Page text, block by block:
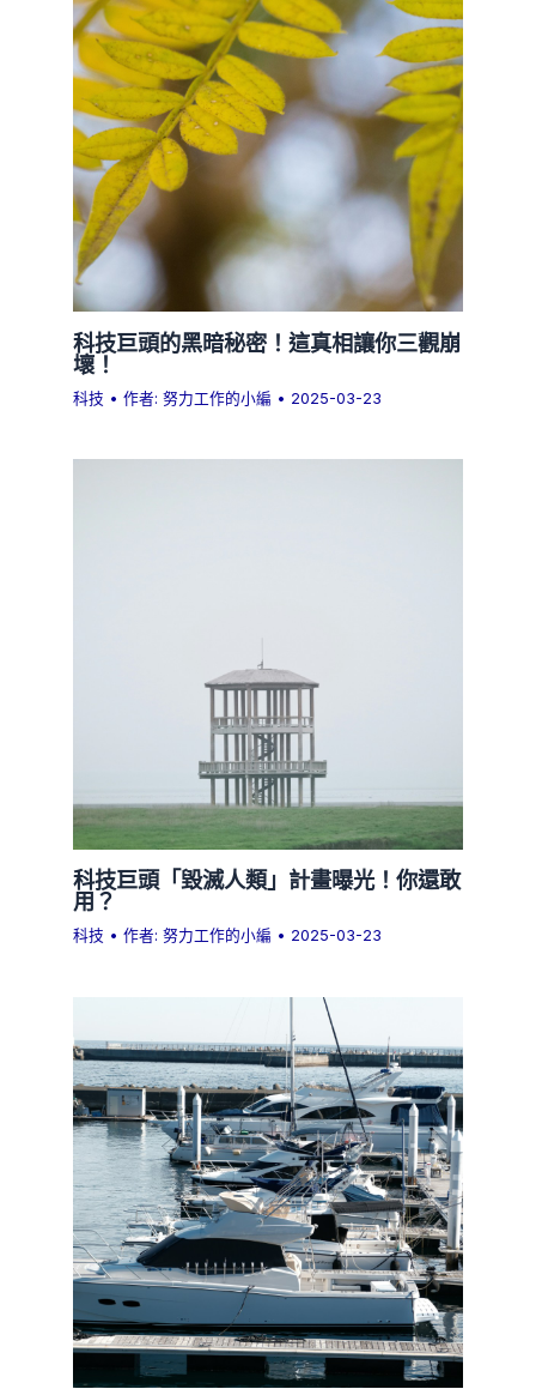
科技巨頭的黑暗秘密！這真相讓你三觀崩
壞！
科技 • 作者:努力工作的小編 • 2025-03-23
科技巨頭「毀滅人類」計畫曝光！你還敢
用？
科技 • 作者:努力工作的小編 • 2025-03-23